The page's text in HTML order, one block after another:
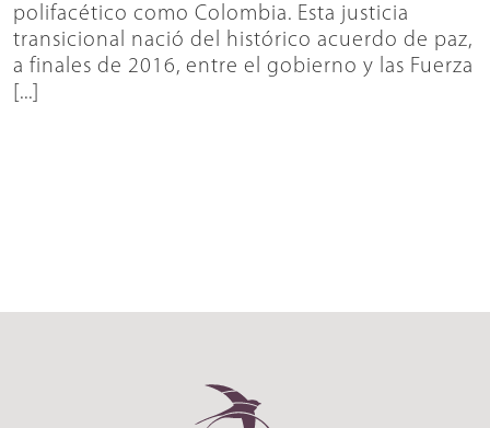
polifacético como Colombia. Esta justicia
transicional nació del histórico acuerdo de paz,
a finales de 2016, entre el gobierno y las Fuerza
[...]